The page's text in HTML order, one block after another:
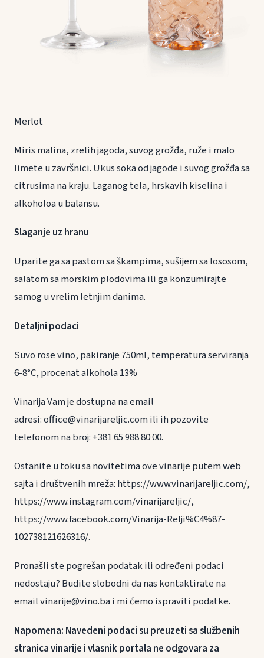
Merlot
Miris malina, zrelih jagoda, suvog grožđa, ruže i malo
limete u završnici. Ukus soka od jagode i suvog grožđa sa
citrusima na kraju. Laganog tela, hrskavih kiselina i
alkoholoa u balansu.
Slaganje uz hranu
Uparite ga sa pastom sa škampima, sušijem sa lososom,
salatom sa morskim plodovima ili ga konzumirajte
samog u vrelim letnjim danima.
Detaljni podaci
Suvo rose vino, pakiranje 750ml, temperatura serviranja
6-8°C, procenat alkohola 13%
Vinarija Vam je dostupna na email
adresi: office@vinarijareljic.com ili ih pozovite
telefonom na broj: +381 65 988 80 00.
Ostanite u toku sa novitetima ove vinarije putem web
sajta i društvenih mreža: https://www.vinarijareljic.com/,
https://www.instagram.com/vinarijareljic/,
https://www.facebook.com/Vinarija-Relji%C4%87-
102738121626316/.
Pronašli ste pogrešan podatak ili određeni podaci
nedostaju? Budite slobodni da nas kontaktirate na
email vinarije@vino.ba i mi ćemo ispraviti podatke.
Napomena: Navedeni podaci su preuzeti sa službenih
stranica vinarije i vlasnik portala ne odgovara za